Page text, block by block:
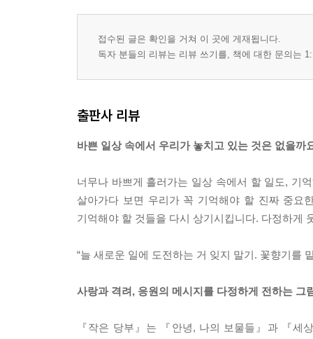
접수된 글은 확인을 거쳐 이 곳에 게재됩니다.
독자 분들의 리뷰는 리뷰 쓰기를, 책에 대한 문의는
출판사 리뷰
바쁜 일상 속에서 우리가 놓치고 있는 것은 없을까
너무나 바쁘게 흘러가는 일상 속에서 할 일도, 기
살아가다 보면 우리가 꼭 기억해야 할 진짜 중요
기억해야 할 것들을 다시 상기시킵니다. 다정하게
“늘 새로운 일에 도전하는 거 잊지 말기. 꽃향기를
사랑과 격려, 응원의 메시지를 다정하게 전하는 그
『작은 당부』는 『안녕, 나의 보물들』과 『세